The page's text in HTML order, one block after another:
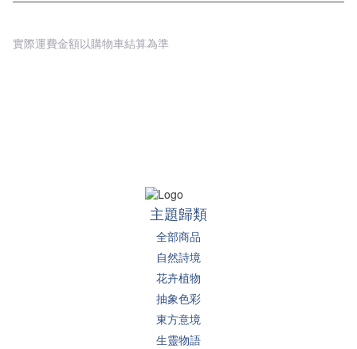
實際運費金額以購物車結算為準
主題歸類
全部商品
自然詩境
花卉植物
抽象色彩
東方意境
生靈物語